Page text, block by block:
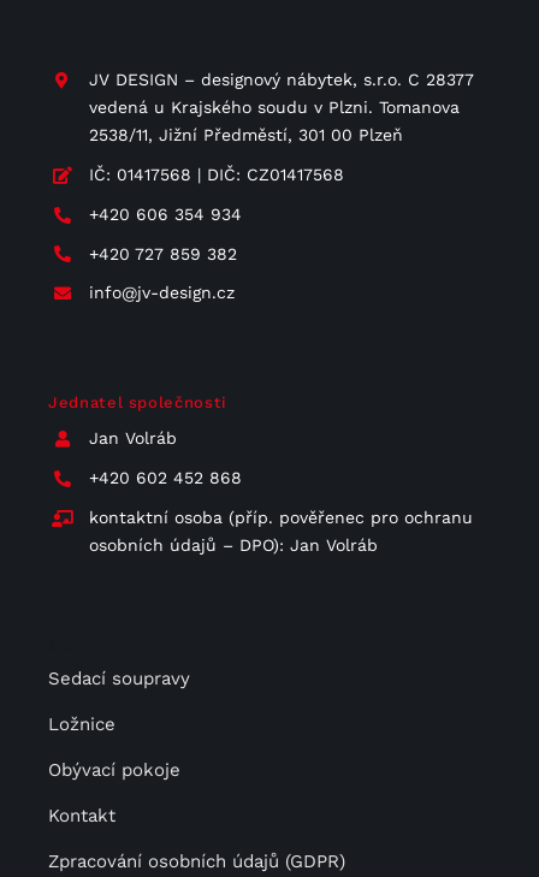
JV DESIGN – designový nábytek, s.r.o. C 28377
vedená u Krajského soudu v Plzni. Tomanova
2538/11, Jižní Předměstí, 301 00 Plzeň
IČ: 01417568 | DIČ: CZ01417568
+420 606 354 934
+420 727 859 382
info@jv-design.cz
Jednatel společnosti
Jan Volráb
+420 602 452 868
kontaktní osoba (příp. pověřenec pro ochranu
osobních údajů – DPO): Jan Volráb
Sedací soupravy
Ložnice
Obývací pokoje
Kontakt
Zpracování osobních údajů (GDPR)